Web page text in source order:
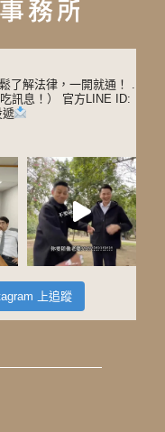
了解法律，一開就通！
.
訊息！）
官方LINE ID:
遞
上追蹤